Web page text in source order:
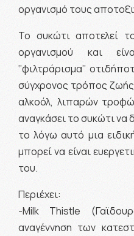
οργανισμό τους
Το συκώτι αποτελεί
οργανισμού και
‘’φιλτράρισμα’’
σύγχρονος τρόπος
αλκοόλ, λιπαρών
αναγκάσει το συκώτι να
το λόγω αυτό μια
μπορεί να είναι
του.
Περιέχει:
-Milk Thistle
αναγέννηση των